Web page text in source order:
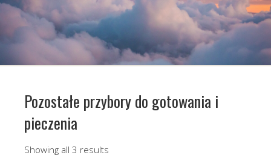
Pozostałe przybory do gotowania i
pieczenia
Showing all 3 results